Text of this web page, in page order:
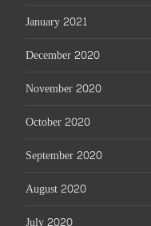
January 2021
December 2020
November 2020
October 2020
September 2020
August 2020